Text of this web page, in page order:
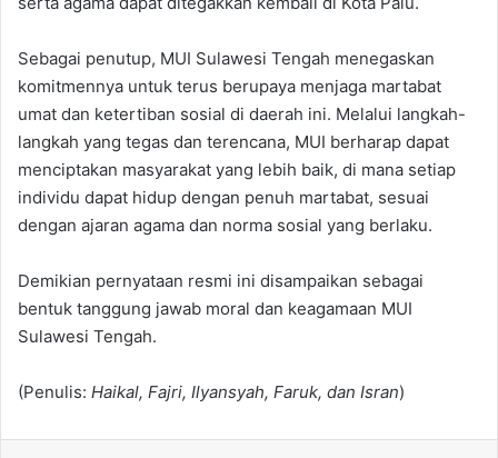
Sebagai penutup, MUI Sulawesi Tengah menegaskan
komitmennya untuk terus berupaya menjaga martabat
umat dan ketertiban sosial di daerah ini. Melalui langkah-
langkah yang tegas dan terencana, MUI berharap dapat
menciptakan masyarakat yang lebih baik, di mana setiap
individu dapat hidup dengan penuh martabat, sesuai
dengan ajaran agama dan norma sosial yang berlaku.
Demikian pernyataan resmi ini disampaikan sebagai
bentuk tanggung jawab moral dan keagamaan MUI
Sulawesi Tengah.
(Penulis: Haikal, Fajri, Ilyansyah, Faruk, dan Isran)